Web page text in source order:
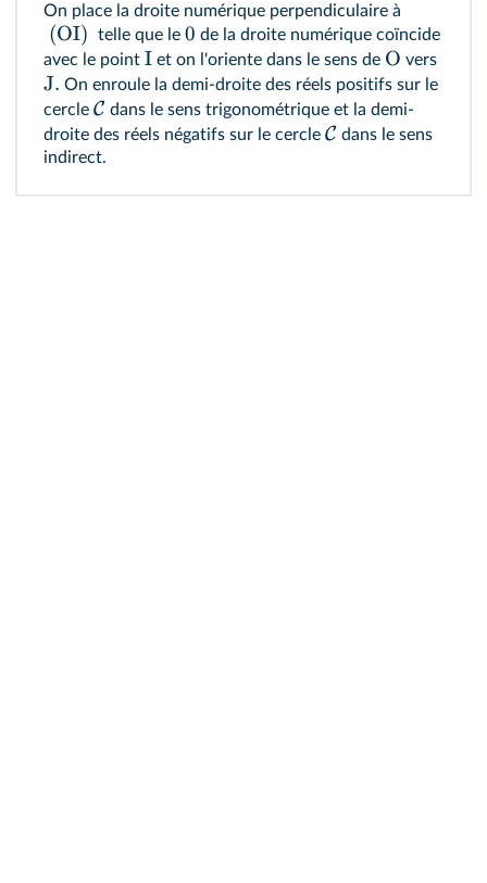
On place la droite numérique perpendiculaire à
(OI) telle que le 0 de la droite numérique coïncide
avec le point I et on l'oriente dans le sens de O vers
J. On enroule la demi-droite des réels positifs sur le
cercle C dans le sens trigonométrique et la demi-
droite des réels négatifs sur le cercle C dans le sens
indirect.